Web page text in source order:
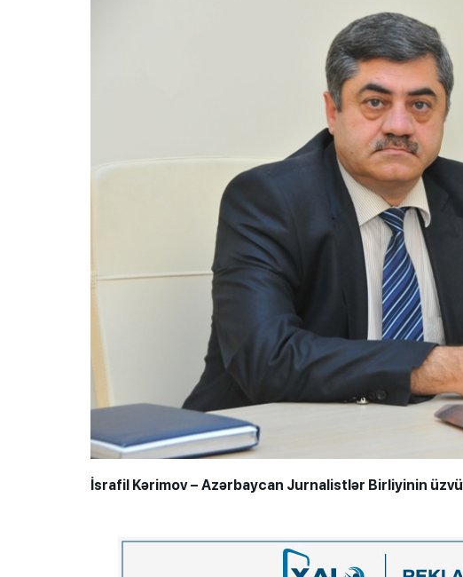
İsrafil Kərimov – Azərbaycan Jurnalistlər Birliyinin üzvü